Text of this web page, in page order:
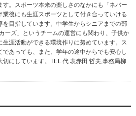
。スポーツ本来の楽しさのなかにも「ネバー
業後にも生涯スポーツとして付き合っていける
を目指しています。中学生からシニアまでの部
ーズ」というチームの運営にも関わり、子供か
生涯活動ができる環境作りに努めています。ス
あっても、また、学年の途中からでも安心し
にしています。TEL:代 表赤田 哲夫,事務局柳